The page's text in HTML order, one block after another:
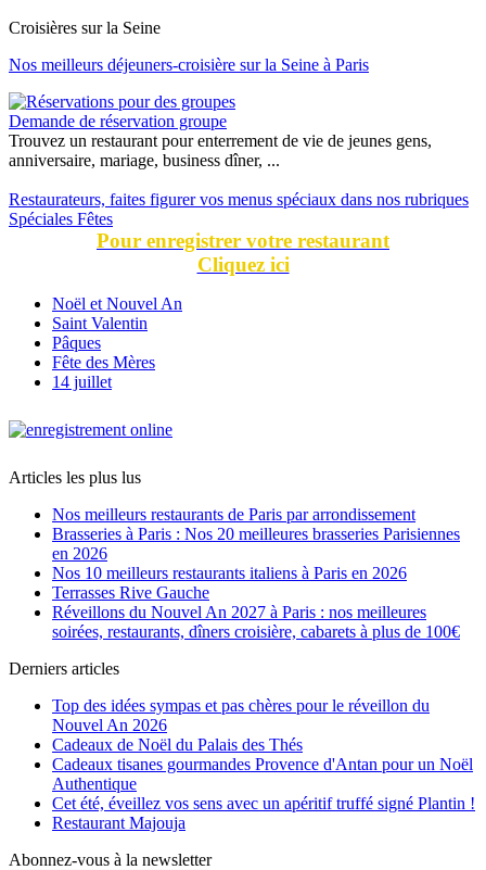
Croisières sur la Seine
Nos meilleurs déjeuners-croisière sur la Seine à Paris
Demande de réservation groupe
Trouvez un restaurant pour enterrement de vie de jeunes gens,
anniversaire, mariage, business dîner, ...
Restaurateurs, faites figurer vos menus spéciaux dans nos rubriques
Spéciales Fêtes
Pour enregistrer votre restaurant
Cliquez ici
Noël et Nouvel An
Saint Valentin
Pâques
Fête des Mères
14 juillet
Articles les plus lus
Nos meilleurs restaurants de Paris par arrondissement
Brasseries à Paris : Nos 20 meilleures brasseries Parisiennes
en 2026
Nos 10 meilleurs restaurants italiens à Paris en 2026
Terrasses Rive Gauche
Réveillons du Nouvel An 2027 à Paris : nos meilleures
soirées, restaurants, dîners croisière, cabarets à plus de 100€
Derniers articles
Top des idées sympas et pas chères pour le réveillon du
Nouvel An 2026
Cadeaux de Noël du Palais des Thés
Cadeaux tisanes gourmandes Provence d'Antan pour un Noël
Authentique
Cet été, éveillez vos sens avec un apéritif truffé signé Plantin !
Restaurant Majouja
Abonnez-vous à la newsletter